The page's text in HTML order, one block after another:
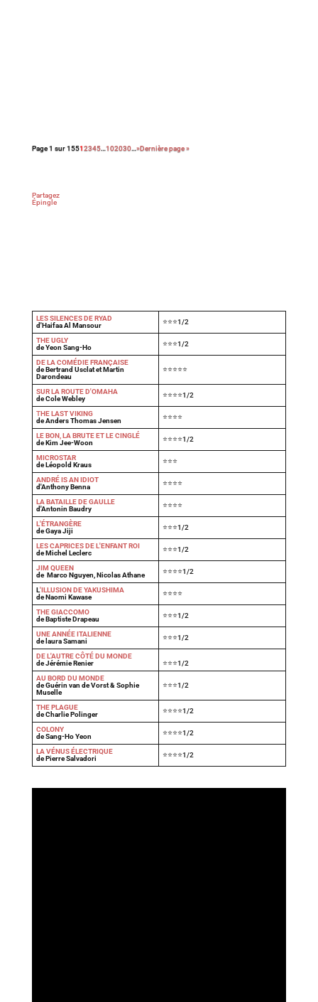
Page 1 sur 15512345…102030…»Dernière page »
Partagez
Épingle
LES SILENCES DE RYAD
d'Haifaa Al Mansour
⭐⭐⭐1/2
THE UGLY
de Yeon Sang-Ho
⭐⭐⭐1/2
DE LA COMÉDIE FRANÇAISE
de Bertrand Usclat et Martin
Darondeau
⭐⭐⭐⭐⭐
SUR LA ROUTE D'OMAHA
de Cole Webley
⭐⭐⭐⭐1/2
THE LAST VIKING
de Anders Thomas Jensen
⭐⭐⭐⭐
LE BON, LA BRUTE ET LE CINGLÉ
de Kim Jee-Woon
⭐⭐⭐⭐1/2
MICROSTAR
de Léopold Kraus
⭐⭐⭐
ANDRÉ IS AN IDIOT
d'Anthony Benna
⭐⭐⭐⭐
LA BATAILLE DE GAULLE
d'Antonin Baudry
⭐⭐⭐⭐
L'ÉTRANGÈRE
de Gaya Jiji
⭐⭐⭐1/2
LES CAPRICES DE L'ENFANT ROI
de Michel Leclerc
⭐⭐⭐1/2
JIM QUEEN
de Marco Nguyen, Nicolas Athane
⭐⭐⭐⭐1/2
L'ILLUSION DE YAKUSHIMA
de Naomi Kawase
⭐⭐⭐⭐
THE GIACCOMO
de Baptiste Drapeau
⭐⭐⭐1/2
UNE ANNÉE ITALIENNE
de laura Samani
⭐⭐⭐1/2
DE L'AUTRE CÔTÉ DU MONDE
de Jérémie Renier
⭐⭐⭐1/2
AU BORD DU MONDE
de Guérin van de Vorst & Sophie
Muselle
⭐⭐⭐1/2
THE PLAGUE
de Charlie Polinger
⭐⭐⭐⭐1/2
COLONY
de Sang-Ho Yeon
⭐⭐⭐⭐1/2
LA VÉNUS ÉLECTRIQUE
de Pierre Salvadori
⭐⭐⭐⭐1/2